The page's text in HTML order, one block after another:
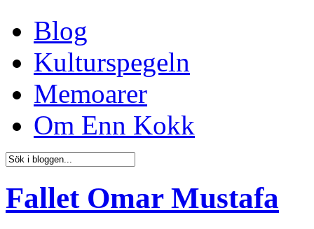
Blog
Kulturspegeln
Memoarer
Om Enn Kokk
Fallet Omar Mustafa